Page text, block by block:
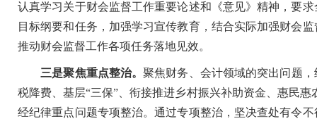
认真学习关于财会监督工作重要论述和《意见》精神，要
目标纲要和任务，加强学习宣传教育，结合实际加强财会
推动财会监督工作各项任务落地见效。
三是聚焦重点整治。聚焦财务、会计领域的突出问题
税降费、基层“三保”、衔接推进乡村振兴补助资金、惠民
经纪律重点问题专项整治。通过专项整治，坚决查处有令